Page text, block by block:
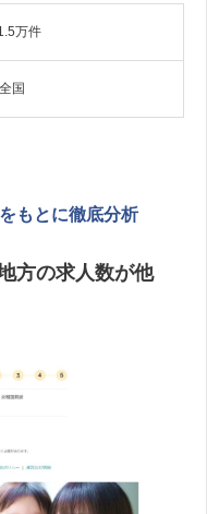
万件
全国
もとに徹底分析
方の求人数が他